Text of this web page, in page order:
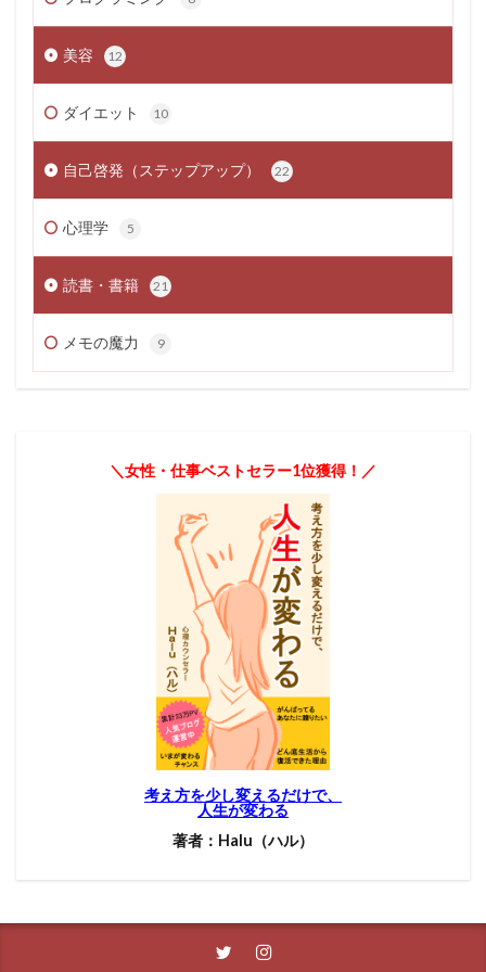
美容 12
ダイエット 10
自己啓発（ステップアップ） 22
心理学 5
読書・書籍 21
メモの魔力 9
＼女性・仕事ベストセラー1位獲得！／
考え方を少し変えるだけで、
人生が変わる
著者：Halu（ハル）